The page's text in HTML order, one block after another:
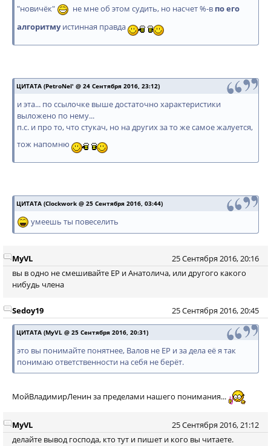
"новичёк" не мне об этом судить, но насчет %-в по его
алгоритмуистинная правда
ЦИТАТА (PetroNel' @ 24 Сентября 2016, 23:12)
и эта... по ссылочке выше достаточно характеристики
выложено по нему...
п.с. и про то, что стукач, но на других за то же самое жалуется,
тож напомню
ЦИТАТА (Clockwork @ 25 Сентября 2016, 03:44)
умеешь ты повеселить
25 Сентября 2016, 20:16
MyVL
вы в одно не смешивайте ЕР и Анатолича, или другого какого
нибудь члена
25 Сентября 2016, 20:45
Sedoy19
ЦИТАТА (MyVL @ 25 Сентября 2016, 20:31)
это вы понимайте понятнее, Валов не ЕР и за дела её я так
понимаю ответственности на себя не берёт.
МойВладимирЛенин за пределами нашего понимания...
25 Сентября 2016, 21:12
MyVL
делайте вывод господа, кто тут и пишет и кого вы читаете.